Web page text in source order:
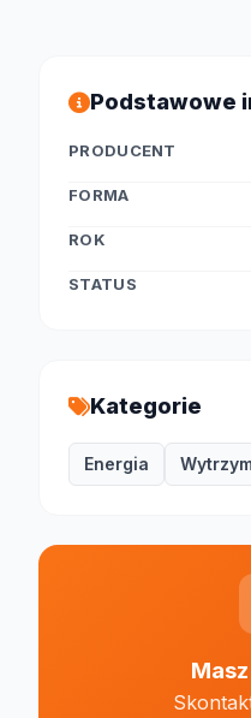
Podstawowe
PRODUCENT
FORMA
ROK
STATUS
Kategorie
Energia